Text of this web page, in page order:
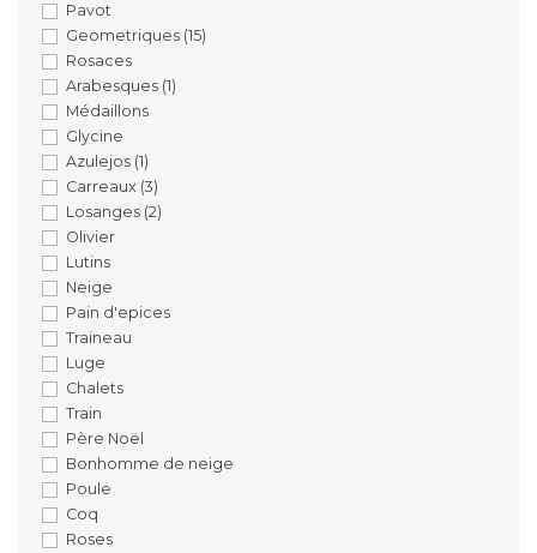
Pavot
Geometriques (15)
Rosaces
Arabesques (1)
Médaillons
Glycine
Azulejos (1)
Carreaux (3)
Losanges (2)
Olivier
Lutins
Neige
Pain d'epices
Traineau
Luge
Chalets
Train
Père Noël
Bonhomme de neige
Poule
Coq
Roses